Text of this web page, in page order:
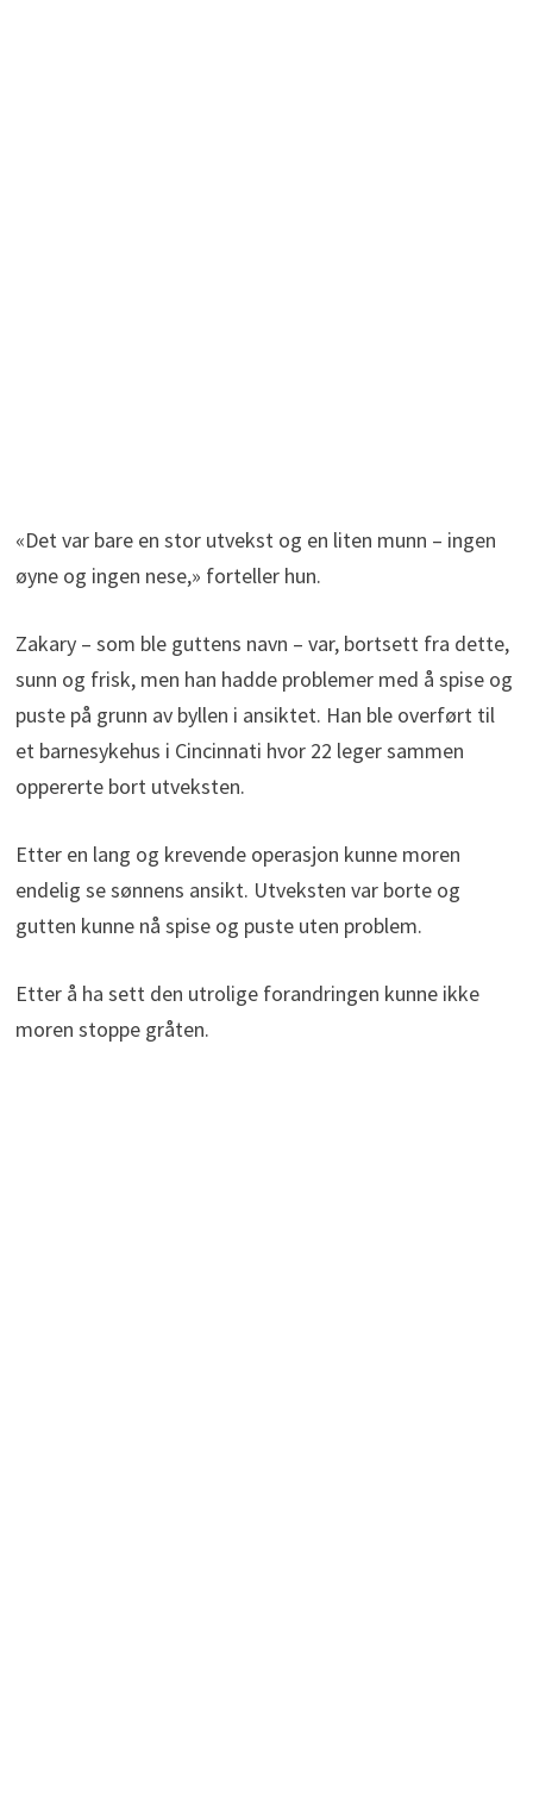
«Det var bare en stor utvekst og en liten munn – ingen
øyne og ingen nese,» forteller hun.
Zakary – som ble guttens navn – var, bortsett fra dette,
sunn og frisk, men han hadde problemer med å spise og
puste på grunn av byllen i ansiktet. Han ble overført til
et barnesykehus i Cincinnati hvor 22 leger sammen
oppererte bort utveksten.
Etter en lang og krevende operasjon kunne moren
endelig se sønnens ansikt. Utveksten var borte og
gutten kunne nå spise og puste uten problem.
Etter å ha sett den utrolige forandringen kunne ikke
moren stoppe gråten.